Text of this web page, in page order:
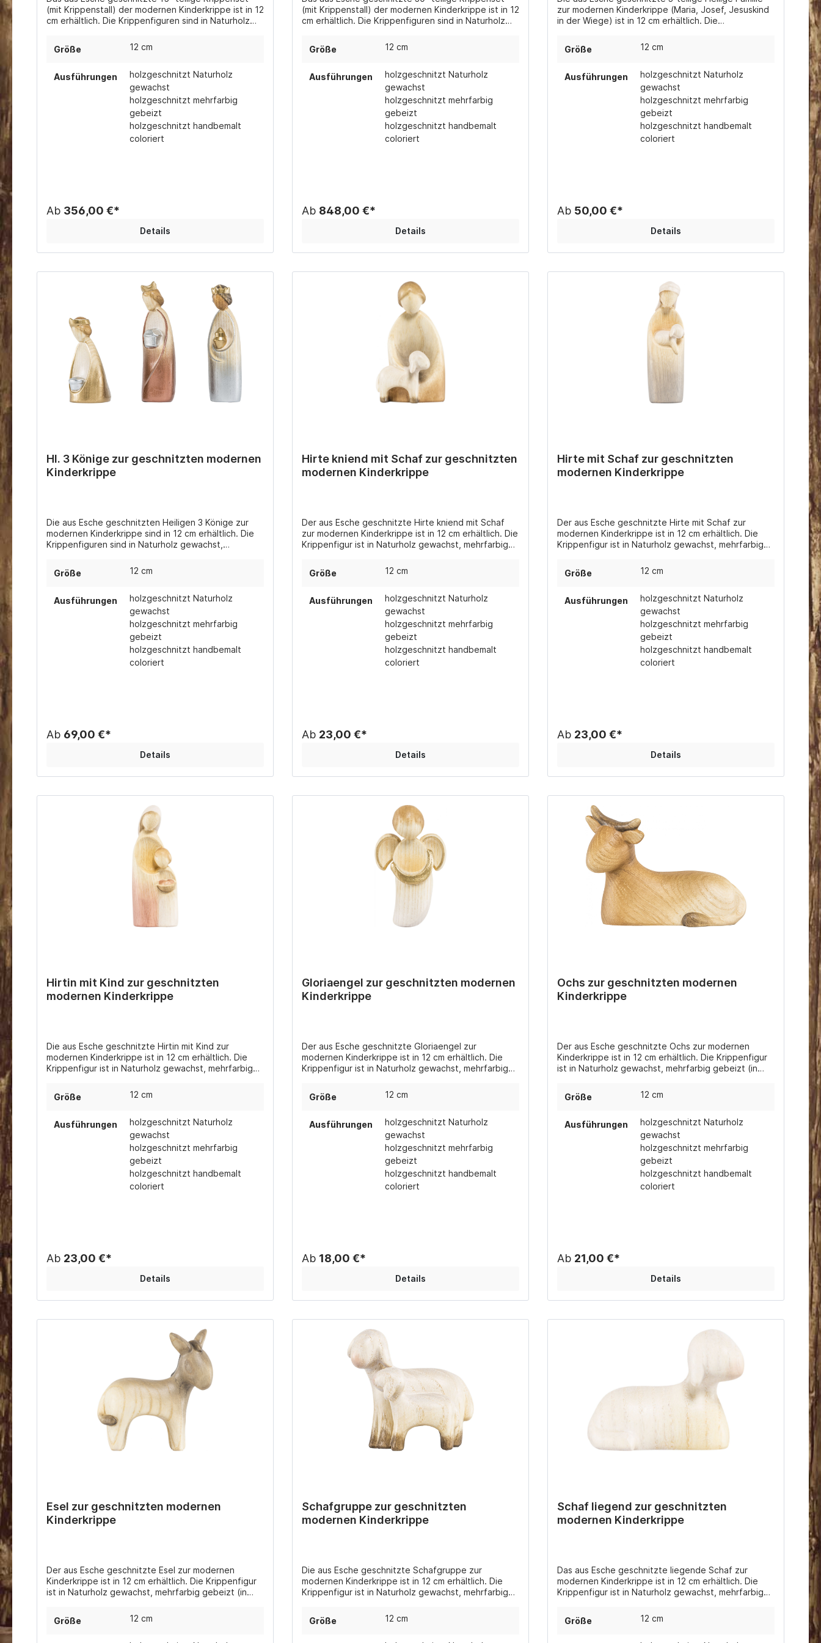
(mit Krippenstall) der modernen Kinderkrippe ist in 12
cm erhältlich. Die Krippenfiguren sind in Naturholz
Brauntönen) oder handbemalt coloriert erhältlich.
Größe 12 cm
Ausführungen
holzgeschnitzt Naturholz
gewachst
holzgeschnitzt mehrfarbig
gebeizt
holzgeschnitzt handbemalt
coloriert
Ab 356,00 €*
Details
(mit Krippenstall) der modernen Kinderkrippe ist in 12
cm erhältlich. Die Krippenfiguren sind in Naturholz
Brauntönen) oder handbemalt coloriert erhältlich.
Größe 12 cm
Ausführungen
holzgeschnitzt Naturholz
gewachst
holzgeschnitzt mehrfarbig
gebeizt
holzgeschnitzt handbemalt
coloriert
Ab 848,00 €*
Details
zur modernen Kinderkrippe (Maria, Josef, Jesuskind
in der Wiege) ist in 12 cm erhältlich. Die
mehrfarbig gebeizt (in verschiedenen Brauntönen)
oder handbemalt coloriert erhältlich.
Größe 12 cm
Ausführungen
holzgeschnitzt Naturholz
gewachst
holzgeschnitzt mehrfarbig
gebeizt
holzgeschnitzt handbemalt
coloriert
Ab 50,00 €*
Details
Hl. 3 Könige zur geschnitzten modernen
Kinderkrippe
Die aus Esche geschnitzten Heiligen 3 Könige zur
modernen Kinderkrippe sind in 12 cm erhältlich. Die
Krippenfiguren sind in Naturholz gewachst,
oder handbemalt coloriert erhältlich. Die Könige gibt
es auch einzeln.
Größe 12 cm
Ausführungen
holzgeschnitzt Naturholz
gewachst
holzgeschnitzt mehrfarbig
gebeizt
holzgeschnitzt handbemalt
coloriert
Ab 69,00 €*
Details
Hirte kniend mit Schaf zur geschnitzten
modernen Kinderkrippe
Der aus Esche geschnitzte Hirte kniend mit Schaf
zur modernen Kinderkrippe ist in 12 cm erhältlich. Die
Krippenfigur ist in Naturholz gewachst, mehrfarbig
handbemalt coloriert erhältlich.
Größe 12 cm
Ausführungen
holzgeschnitzt Naturholz
gewachst
holzgeschnitzt mehrfarbig
gebeizt
holzgeschnitzt handbemalt
coloriert
Ab 23,00 €*
Details
Hirte mit Schaf zur geschnitzten
modernen Kinderkrippe
Der aus Esche geschnitzte Hirte mit Schaf zur
modernen Kinderkrippe ist in 12 cm erhältlich. Die
Krippenfigur ist in Naturholz gewachst, mehrfarbig
handbemalt coloriert erhältlich.
Größe 12 cm
Ausführungen
holzgeschnitzt Naturholz
gewachst
holzgeschnitzt mehrfarbig
gebeizt
holzgeschnitzt handbemalt
coloriert
Ab 23,00 €*
Details
Hirtin mit Kind zur geschnitzten
modernen Kinderkrippe
Die aus Esche geschnitzte Hirtin mit Kind zur
modernen Kinderkrippe ist in 12 cm erhältlich. Die
Krippenfigur ist in Naturholz gewachst, mehrfarbig
handbemalt coloriert erhältlich.
Größe 12 cm
Ausführungen
holzgeschnitzt Naturholz
gewachst
holzgeschnitzt mehrfarbig
gebeizt
holzgeschnitzt handbemalt
coloriert
Ab 23,00 €*
Details
Gloriaengel zur geschnitzten modernen
Kinderkrippe
Der aus Esche geschnitzte Gloriaengel zur
modernen Kinderkrippe ist in 12 cm erhältlich. Die
Krippenfigur ist in Naturholz gewachst, mehrfarbig
handbemalt coloriert erhältlich.
Größe 12 cm
Ausführungen
holzgeschnitzt Naturholz
gewachst
holzgeschnitzt mehrfarbig
gebeizt
holzgeschnitzt handbemalt
coloriert
Ab 18,00 €*
Details
Ochs zur geschnitzten modernen
Kinderkrippe
Der aus Esche geschnitzte Ochs zur modernen
Kinderkrippe ist in 12 cm erhältlich. Die Krippenfigur
ist in Naturholz gewachst, mehrfarbig gebeizt (in
Größe 12 cm
Ausführungen
holzgeschnitzt Naturholz
gewachst
holzgeschnitzt mehrfarbig
gebeizt
holzgeschnitzt handbemalt
coloriert
Ab 21,00 €*
Details
Esel zur geschnitzten modernen
Kinderkrippe
Der aus Esche geschnitzte Esel zur modernen
Kinderkrippe ist in 12 cm erhältlich. Die Krippenfigur
ist in Naturholz gewachst, mehrfarbig gebeizt (in
Größe 12 cm
Schafgruppe zur geschnitzten
modernen Kinderkrippe
Die aus Esche geschnitzte Schafgruppe zur
modernen Kinderkrippe ist in 12 cm erhältlich. Die
Krippenfigur ist in Naturholz gewachst, mehrfarbig
handbemalt coloriert erhältlich.
Größe 12 cm
Schaf liegend zur geschnitzten
modernen Kinderkrippe
Das aus Esche geschnitzte liegende Schaf zur
modernen Kinderkrippe ist in 12 cm erhältlich. Die
Krippenfigur ist in Naturholz gewachst, mehrfarbig
handbemalt coloriert erhältlich.
Größe 12 cm